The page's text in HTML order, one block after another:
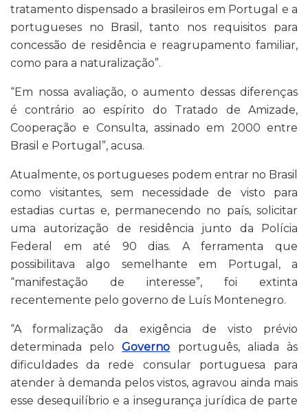
tratamento dispensado a brasileiros em Portugal e a
portugueses no Brasil, tanto nos requisitos para
concessão de residência e reagrupamento familiar,
como para a naturalização”.
“Em nossa avaliação, o aumento dessas diferenças
é contrário ao espírito do Tratado de Amizade,
Cooperação e Consulta, assinado em 2000 entre
Brasil e Portugal”, acusa.
Atualmente, os portugueses podem entrar no Brasil
como visitantes, sem necessidade de visto para
estadias curtas e, permanecendo no país, solicitar
uma autorização de residência junto da Polícia
Federal em até 90 dias. A ferramenta que
possibilitava algo semelhante em Portugal, a
“manifestação de interesse”, foi extinta
recentemente pelo governo de Luís Montenegro.
“A formalização da exigência de visto prévio
determinada peloGoverno português, aliada às
dificuldades da rede consular portuguesa para
atender à demanda pelos vistos, agravou ainda mais
esse desequilíbrio e a insegurança jurídica de parte